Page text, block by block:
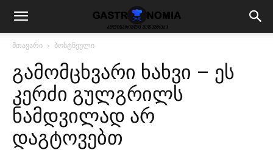
მთავარი ბოსტნეული
გამომცხვარი ხახვი – ეს
კერძი გულგრილს
ნამდვილად არ
დაგტოვებთ